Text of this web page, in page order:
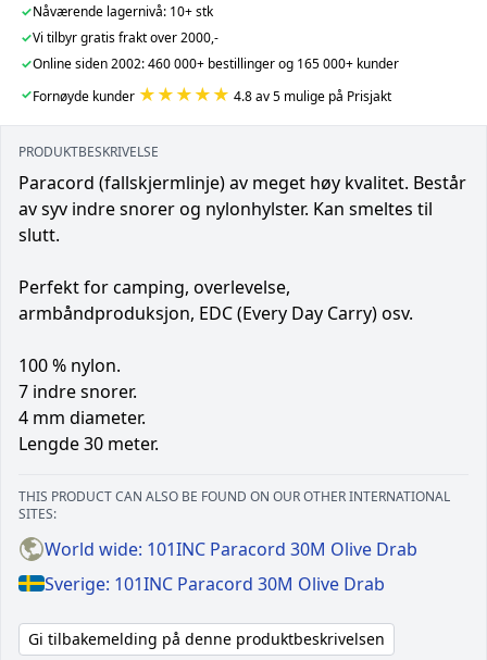
✓Nåværende lagernivå: 10+ stk
✓Vi tilbyr gratis frakt over 2000,-
✓Online siden 2002: 460 000+ bestillinger og 165 000+ kunder
✓Fornøyde kunder ★★★★★ 4.8 av 5 mulige på Prisjakt
PRODUKTBESKRIVELSE
Paracord (fallskjermlinje) av meget høy kvalitet. Består
av syv indre snorer og nylonhylster. Kan smeltes til
slutt.
Perfekt for camping, overlevelse,
armbåndproduksjon, EDC (Every Day Carry) osv.
100 % nylon.
7 indre snorer.
4 mm diameter.
Lengde 30 meter.
THIS PRODUCT CAN ALSO BE FOUND ON OUR OTHER INTERNATIONAL
SITES:
World wide: 101INC Paracord 30M Olive Drab
Sverige: 101INC Paracord 30M Olive Drab
Gi tilbakemelding på denne produktbeskrivelsen